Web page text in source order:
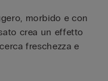
morbido e con
crea un effetto
freschezza e